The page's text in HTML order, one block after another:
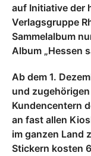
auf Initiative der
Verlagsgruppe
Sammelalbum
Album „Hessen
Ab dem 1.
und
Kundencentern
an fast allen
im ganzen Land
Stickern kosten